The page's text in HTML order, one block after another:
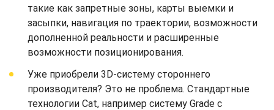
такие как запретные зоны, карты выемки и
засыпки, навигация по траектории, возможности
дополненной реальности и расширенные
возможности позиционирования.
Уже приобрели 3D-систему стороннего
производителя? Это не проблема. Стандартные
технологии Cat, например систему Grade с